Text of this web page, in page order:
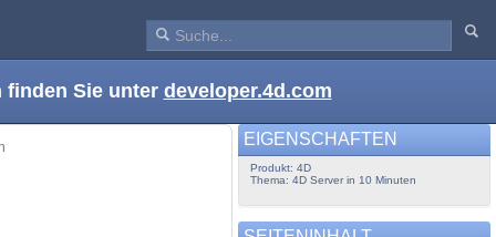
finden Sie unter developer.4d.com
EIGENSCHAFTEN
Produkt: 4D
Thema: 4D Server in 10 Minuten